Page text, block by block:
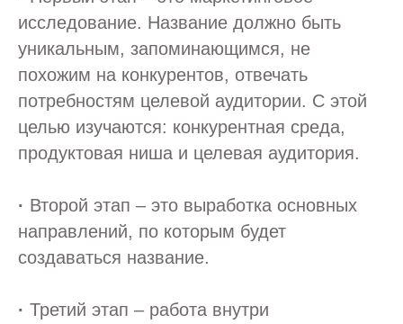
исследование. Название должно быть
уникальным, запоминающимся, не
похожим на конкурентов, отвечать
потребностям целевой аудитории. С этой
целью изучаются: конкурентная среда,
продуктовая ниша и целевая аудитория.
· Второй этап – это выработка основных
направлений, по которым будет
создаваться название.
· Третий этап – работа внутри